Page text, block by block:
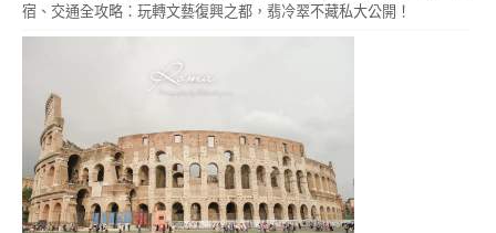
宿、交通全攻略：玩轉文藝復興之都，翡冷翠不藏私大公開！